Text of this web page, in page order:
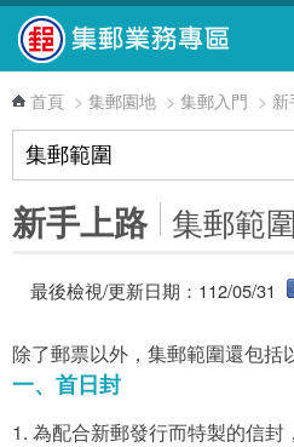
跳到主要內容區塊
首頁 > 集郵園地 > 集郵入門 > 新
新手上路 集郵範圍
最後檢視/更新日期：112/05/31
除了郵票以外，集郵範圍還包括
一、首日封
1. 為配合新郵發行而特製的信